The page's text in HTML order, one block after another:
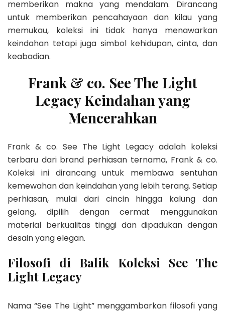
memberikan makna yang mendalam. Dirancang
untuk memberikan pencahayaan dan kilau yang
memukau, koleksi ini tidak hanya menawarkan
keindahan tetapi juga simbol kehidupan, cinta, dan
keabadian.
Frank & co. See The Light
Legacy Keindahan yang
Mencerahkan
Frank & co. See The Light Legacy adalah koleksi
terbaru dari brand perhiasan ternama, Frank & co.
Koleksi ini dirancang untuk membawa sentuhan
kemewahan dan keindahan yang lebih terang. Setiap
perhiasan, mulai dari cincin hingga kalung dan
gelang, dipilih dengan cermat menggunakan
material berkualitas tinggi dan dipadukan dengan
desain yang elegan.
Filosofi di Balik Koleksi See The
Light Legacy
Nama “See The Light” menggambarkan filosofi yang